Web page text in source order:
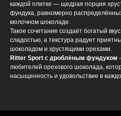
каждой плитке — щедрая порция
фундука, равномерно
молочном шоколаде.
Такое сочетание создаёт богатый
сладостью, а текстура радует
шоколадом и хрустящими орехами.
Ritter Sport с дроблёным фундуком
любителей орехового шоколада,
насыщенность и удовольствие в